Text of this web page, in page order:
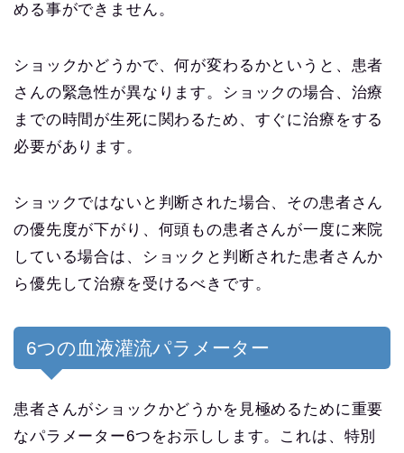
める事ができません。
ショックかどうかで、何が変わるかというと、患者
さんの緊急性が異なります。ショックの場合、治療
までの時間が生死に関わるため、すぐに治療をする
必要があります。
ショックではないと判断された場合、その患者さん
の優先度が下がり、何頭もの患者さんが一度に来院
している場合は、ショックと判断された患者さんか
ら優先して治療を受けるべきです。
6つの血液灌流パラメーター
患者さんがショックかどうかを見極めるために重要
なパラメーター6つをお示しします。これは、特別